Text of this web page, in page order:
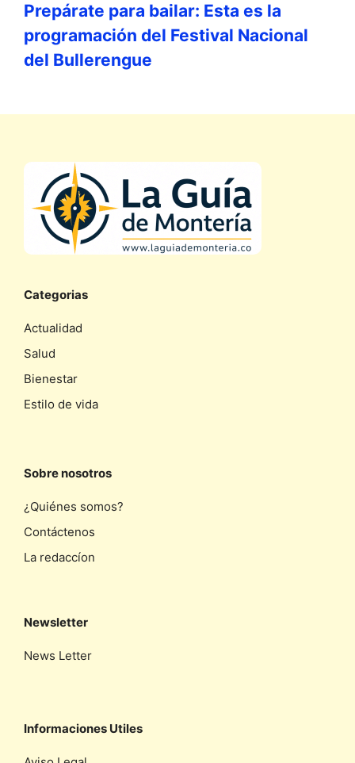
Prepárate para bailar: Esta es la
programación del Festival Nacional
del Bullerengue
Categorias
Actualidad
Salud
Bienestar
Estilo de vida
Sobre nosotros
¿Quiénes somos?
Contáctenos
La redaccíon
Newsletter
News Letter
Informaciones Utiles